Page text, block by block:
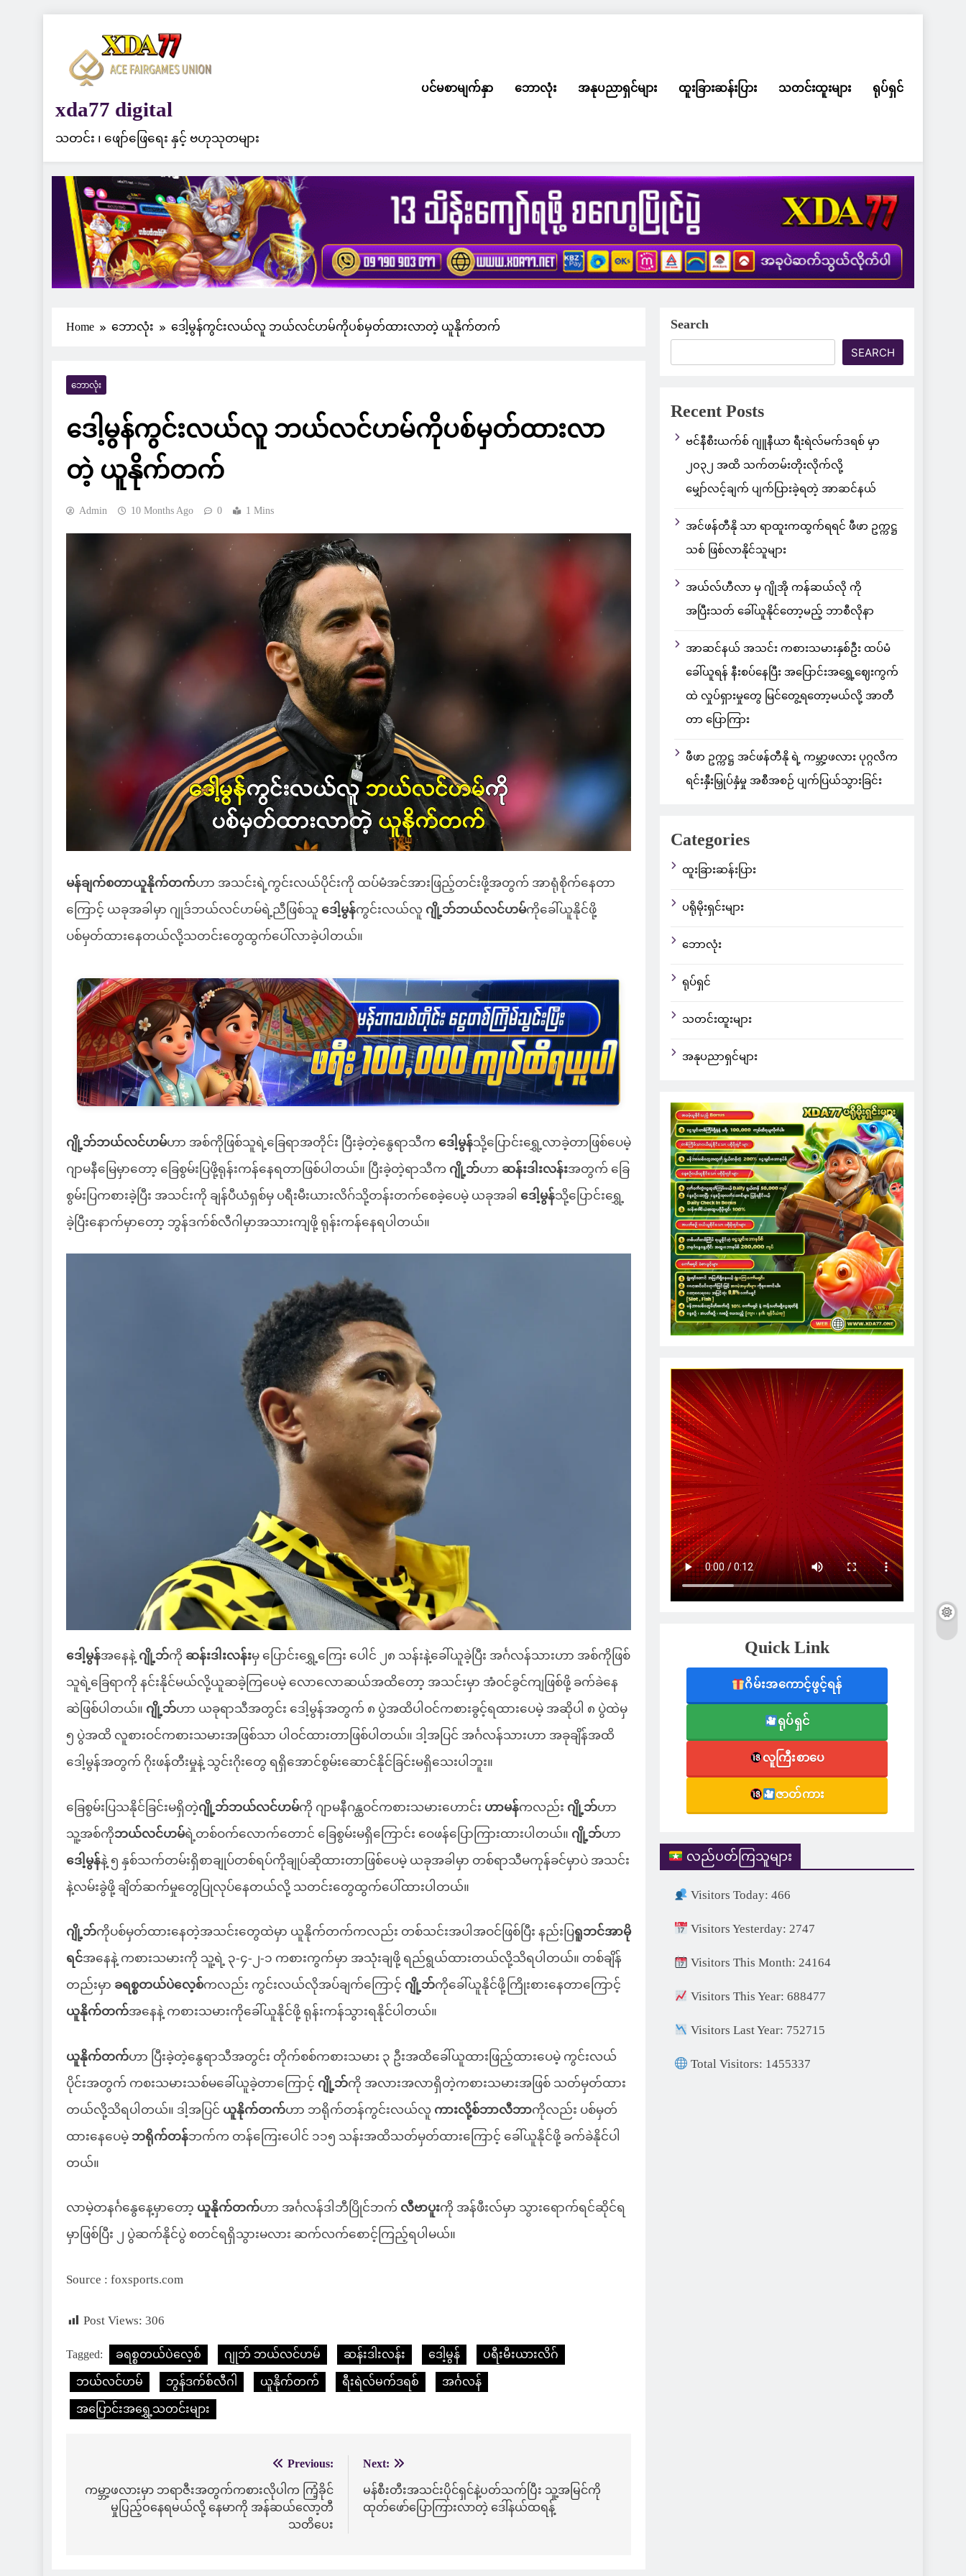
xda77 digital
သတင်း ၊ ဖျော်ဖြေရေး နှင့် ဗဟုသုတများ
ပင်မစာမျက်နှာ ဘောလုံး အနုပညာရှင်များ ထူးခြားဆန်းပြား သတင်းထူးများ ရုပ်ရှင်
Home ဘောလုံး ဒေါ့မွန်ကွင်းလယ်လူ ဘယ်လင်ဟမ်ကိုပစ်မှတ်ထားလာတဲ့ ယူနိုက်တက်
ဘောလုံး
ဒေါ့မွန်ကွင်းလယ်လူ ဘယ်လင်ဟမ်ကိုပစ်မှတ်ထားလာ
တဲ့ ယူနိုက်တက်
Admin 10 Months Ago 0 1 Mins
မန်ချက်စတာယူနိုက်တက်ဟာ အသင်းရဲ့ကွင်းလယ်ပိုင်းကို ထပ်မံအင်အားဖြည့်တင်းဖို့အတွက် အာရုံစိုက်နေတာ
ကြောင့် ယခုအခါမှာ ဂျုဒ်ဘယ်လင်ဟမ်ရဲ့ညီဖြစ်သူ ဒေါ့မွန်ကွင်းလယ်လူ ဂျို့ဘ်ဘယ်လင်ဟမ်ကိုခေါ်ယူနိုင်ဖို့
ပစ်မှတ်ထားနေတယ်လို့သတင်းတွေထွက်ပေါ်လာခဲ့ပါတယ်။
ဂျို့ဘ်ဘယ်လင်ဟမ်ဟာ အစ်ကိုဖြစ်သူရဲ့ခြေရာအတိုင်း ပြီးခဲ့တဲ့နွေရာသီက ဒေါ့မွန်သို့ပြောင်းရွှေ့လာခဲ့တာဖြစ်ပေမဲ့
ဂျာမနီမြေမှာတော့ ခြေစွမ်းပြဖို့ရုန်းကန်နေရတာဖြစ်ပါတယ်။ ပြီးခဲ့တဲ့ရာသီက ဂျို့ဘ်ဟာ ဆန်းဒါးလန်းအတွက် ခြေ
စွမ်းပြကစားခဲ့ပြီး အသင်းကို ချန်ပီယံရှစ်မှ ပရီးမီးယားလိဂ်သို့တန်းတက်စေခဲ့ပေမဲ့ ယခုအခါ ဒေါ့မွန်သို့ပြောင်းရွှေ့
ခဲ့ပြီးနောက်မှာတော့ ဘွန်ဒက်စ်လီဂါမှာအသားကျဖို့ ရုန်းကန်နေရပါတယ်။
ဒေါ့မွန်အနေနဲ့ ဂျို့ဘ်ကို ဆန်းဒါးလန်းမှ ပြောင်းရွှေ့ကြေး ပေါင် ၂၈ သန်းနဲ့ခေါ်ယူခဲ့ပြီး အင်္ဂလန်သားဟာ အစ်ကိုဖြစ်
သူရဲ့ခြေရာကို နင်းနိုင်မယ်လို့ယူဆခဲ့ကြပေမဲ့ လောလောဆယ်အထိတော့ အသင်းမှာ အံဝင်ခွင်ကျဖြစ်ဖို့ ခက်ခဲနေ
ဆဲဖြစ်ပါတယ်။ ဂျို့ဘ်ဟာ ယခုရာသီအတွင်း ဒေါ့မွန်အတွက် ၈ ပွဲအထိပါဝင်ကစားခွင့်ရထားပေမဲ့ အဆိုပါ ၈ ပွဲထဲမှ
၅ ပွဲအထိ လူစားဝင်ကစားသမားအဖြစ်သာ ပါဝင်ထားတာဖြစ်ပါတယ်။ ဒါ့အပြင် အင်္ဂလန်သားဟာ အခုချိန်အထိ
ဒေါ့မွန်အတွက် ဂိုးဖန်တီးမှုနဲ့ သွင်းဂိုးတွေ ရရှိအောင်စွမ်းဆောင်နိုင်ခြင်းမရှိသေးပါဘူး။
ခြေစွမ်းပြသနိုင်ခြင်းမရှိတဲ့ဂျို့ဘ်ဘယ်လင်ဟမ်ကို ဂျာမနီဂန္ထဝင်ကစားသမားဟောင်း ဟာမန်ကလည်း ဂျို့ဘ်ဟာ
သူ့အစ်ကိုဘယ်လင်ဟမ်ရဲ့တစ်ဝက်လောက်တောင် ခြေစွမ်းမရှိကြောင်း ဝေဖန်ပြောကြားထားပါတယ်။ ဂျို့ဘ်ဟာ
ဒေါ့မွန်နဲ့ ၅ နှစ်သက်တမ်းရှိစာချုပ်တစ်ရပ်ကိုချုပ်ဆိုထားတာဖြစ်ပေမဲ့ ယခုအခါမှာ တစ်ရာသီမကုန်ခင်မှာပဲ အသင်း
နဲ့လမ်းခွဲဖို့ ချိတ်ဆက်မှုတွေပြုလုပ်နေတယ်လို့ သတင်းတွေထွက်ပေါ်ထားပါတယ်။
ဂျို့ဘ်ကိုပစ်မှတ်ထားနေတဲ့အသင်းတွေထဲမှာ ယူနိုက်တက်ကလည်း တစ်သင်းအပါအဝင်ဖြစ်ပြီး နည်းပြရူဘင်အာမို
ရင်အနေနဲ့ ကစားသမားကို သူ့ရဲ့ ၃-၄-၂-၁ ကစားကွက်မှာ အသုံးချဖို့ ရည်ရွယ်ထားတယ်လို့သိရပါတယ်။ တစ်ချိန်
တည်းမှာ ခရစ္စတယ်ပဲလေ့စ်ကလည်း ကွင်းလယ်လိုအပ်ချက်ကြောင့် ဂျို့ဘ်ကိုခေါ်ယူနိုင်ဖို့ကြိုးစားနေတာကြောင့်
ယူနိုက်တက်အနေနဲ့ ကစားသမားကိုခေါ်ယူနိုင်ဖို့ ရုန်းကန်သွားရနိုင်ပါတယ်။
ယူနိုက်တက်ဟာ ပြီးခဲ့တဲ့နွေရာသီအတွင်း တိုက်စစ်ကစားသမား ၃ ဦးအထိခေါ်ယူထားဖြည့်ထားပေမဲ့ ကွင်းလယ်
ပိုင်းအတွက် ကစးသမားသစ်မခေါ်ယူခဲ့တာကြောင့် ဂျို့ဘ်ကို အလားအလာရှိတဲ့ကစားသမားအဖြစ် သတ်မှတ်ထား
တယ်လို့သိရပါတယ်။ ဒါ့အပြင် ယူနိုက်တက်ဟာ ဘရိုက်တန်ကွင်းလယ်လူ ကားလို့စ်ဘာလီဘာကိုလည်း ပစ်မှတ်
ထားနေပေမဲ့ ဘရိုက်တန်ဘက်က တန်ကြေးပေါင် ၁၁၅ သန်းအထိသတ်မှတ်ထားကြောင့် ခေါ်ယူနိုင်ဖို့ ခက်ခဲနိုင်ပါ
တယ်။
လာမဲ့တနင်္ဂနွေနေ့မှာ‌တော့ ယူနိုက်တက်ဟာ အင်္ဂလန်ဒါဘီပြိုင်ဘက် လီဗာပူးကို အန်ဖီးလ်မှာ သွားရောက်ရင်ဆိုင်ရ
မှာဖြစ်ပြီး ၂ ပွဲဆက်နိုင်ပွဲ စတင်ရရှိသွားမလား ဆက်လက်စောင့်ကြည့်ရပါမယ်။
Source : foxsports.com
Post Views: 306
Tagged: ခရစ္စတယ်ပဲလေ့စ် ဂျုဘ် ဘယ်လင်ဟမ် ဆန်းဒါးလန်း ဒေါ့မွန် ပရီးမီးယားလိဂ်
ဘယ်လင်ဟမ် ဘွန်ဒက်စ်လီဂါ ယူနိုက်တက် ရီးရဲလ်မက်ဒရစ် အင်္ဂလန်
အပြောင်းအရွှေ့သတင်းများ
navigation
Previous:
ကမ္ဘာ့ဖလားမှာ ဘရာဇီးအတွက်ကစားလိုပါက ကြံ့ခိုင်
မှုပြည့်ဝနေရမယ်လို့ နေမာကို အန်ဆယ်လော့တီ
သတိပေး
Next:
မန်စီးတီးအသင်းပိုင်ရှင်နဲ့ပတ်သက်ပြီး သူ့အမြင်ကို
ထုတ်ဖော်ပြောကြားလာတဲ့ ဒေါ်နယ်ထရန့်
Search
SEARCH
Recent Posts
ဗင်နီစီးယက်စ် ဂျူနီယာ ရီးရဲလ်မက်ဒရစ် မှာ
၂၀၃၂ အထိ သက်တမ်းတိုးလိုက်လို့
မျှော်လင့်ချက် ပျက်ပြားခဲ့ရတဲ့ အာဆင်နယ်
အင်ဖန်တီနို သာ ရာထူးကထွက်ရရင် ဖီဖာ ဥက္ကဋ္ဌ
သစ် ဖြစ်လာနိုင်သူများ
အယ်လ်ဟီလာ မှ ဂျိုအို ကန်ဆယ်လို ကို
အပြီးသတ် ခေါ်ယူနိုင်တော့မည့် ဘာစီလိုနာ
အာဆင်နယ် အသင်း ကစားသမားနှစ်ဦး ထပ်မံ
ခေါ်ယူရန် နီးစပ်နေပြီး အပြောင်းအရွှေ့ဈေးကွက်
ထဲ လှုပ်ရှားမှုတွေ မြင်တွေ့ရတော့မယ်လို့ အာတီ
တာ ပြောကြား
ဖီဖာ ဥက္ကဋ္ဌ အင်ဖန်တီနို ရဲ့ ကမ္ဘာ့ဖလား ပုဂ္ဂလိက
ရင်းနှီးမြှုပ်နှံမှု အစီအစဉ် ပျက်ပြယ်သွားခြင်း
Categories
ထူးခြားဆန်းပြား
ပရိုမိုးရှင်းများ
ဘောလုံး
ရုပ်ရှင်
သတင်းထူးများ
အနုပညာရှင်များ
Quick Link
ဂိမ်းအကောင့်ဖွင့်ရန်
ရုပ်ရှင်
လူကြီးစာပေ
ဇာတ်ကား
လည်ပတ်ကြသူများ
Visitors Today: 466
Visitors Yesterday: 2747
Visitors This Month: 24164
Visitors This Year: 688477
Visitors Last Year: 752715
Total Visitors: 1455337